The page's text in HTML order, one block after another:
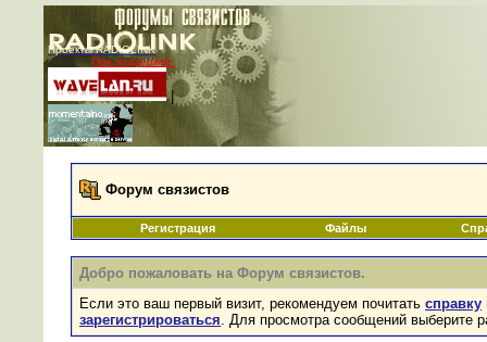
Проекты RADIOLINK
При поддержке:
|
Форум связистов
Регистрация Файлы
Добро пожаловать на Форум связистов.
Если это ваш первый визит, рекомендуем почитать справку
зарегистрироваться. Для просмотра сообщений выберите